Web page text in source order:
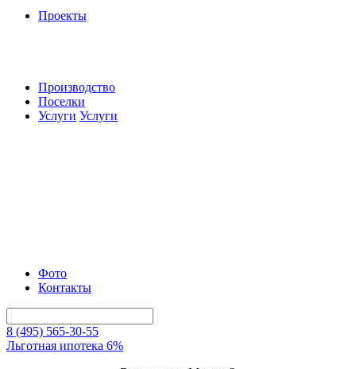
Проекты
Производство
Поселки
Услуги Услуги
Фото
Контакты
8 (495) 565-30-55
Льготная ипотека 6%